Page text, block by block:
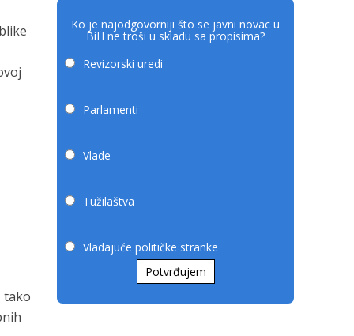
tako
Ko je najodgovorniji što se javni novac u
BiH ne troši u skladu sa propisima?
Revizorski uredi
Parlamenti
Vlade
Tužilaštva
Vladajuće političke stranke
Potvrđujem